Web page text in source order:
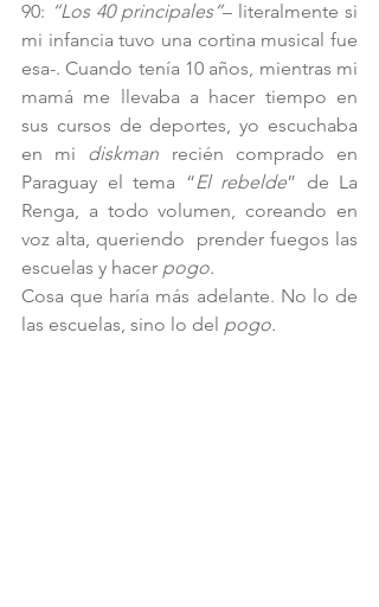
90: “Los 40 principales”– literalmente si
mi infancia tuvo una cortina musical fue
esa-. Cuando tenía 10 años, mientras mi
mamá me llevaba a hacer tiempo en
sus cursos de deportes, yo escuchaba
en mi diskman recién comprado en
Paraguay el tema “El rebelde” de La
Renga, a todo volumen, coreando en
voz alta, queriendo  prender fuegos las
escuelas y hacer pogo.
Cosa que haría más adelante. No lo de
las escuelas, sino lo del pogo.